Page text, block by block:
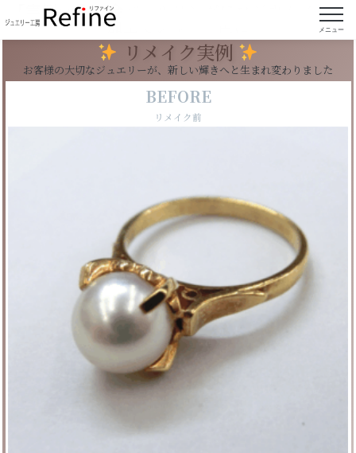
メニュー
【実例146】18金パールリングにロジウムメッキ
加工でシルバー色に
リメイク実例
お客様の大切なジュエリーが、新しい輝きへと生まれ変わりました
BEFORE
リメイク前